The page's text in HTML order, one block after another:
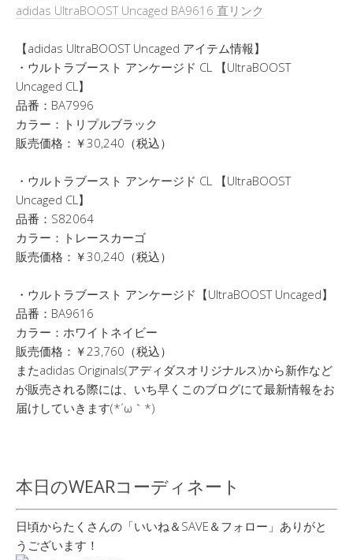
adidas UltraBOOST Uncaged BA9616 直リンク
【adidas UltraBOOST Uncaged アイテム情報】
・ウルトラブースト アンケージド CL 【UltraBOOST
Uncaged CL】
品番：BA7996
カラー：トリプルブラック
販売価格：￥30,240（税込）
・ウルトラブースト アンケージド CL 【UltraBOOST
Uncaged CL】
品番：S82064
カラー：トレースカーゴ
販売価格：￥30,240（税込）
・ウルトラブースト アンケージド【UltraBOOST Uncaged】
品番：BA9616
カラー：ホワイトネイビー
販売価格：￥23,760（税込）
またadidas Originals(アディダスオリジナルス)から新作など
が販売される際には、いち早くこのブログにて最新情報をお
届けしていきます(*´ω｀*)
本日のWEARコーディネート
日頃からたくさんの「いいね＆SAVE＆フォロー」ありがと
うございます！